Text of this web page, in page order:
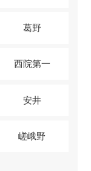
葛野
西院第一
安井
嵯峨野